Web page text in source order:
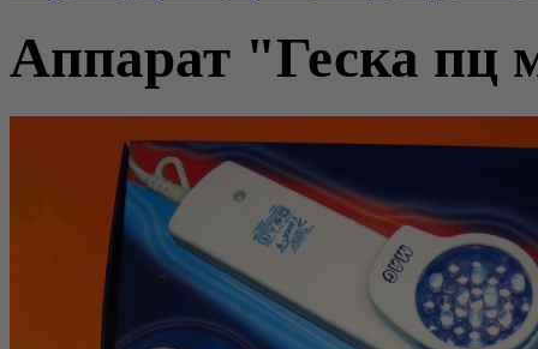
Аппарат "Геска пц